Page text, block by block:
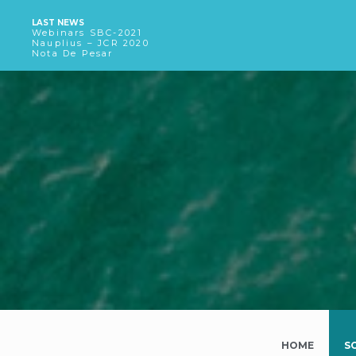
LAST NEWS
Webinars SBC-2021
Nauplius – JCR 2020
Nota De Pesar
HOME